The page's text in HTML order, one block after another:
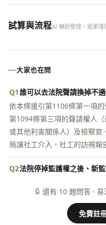
試算與流程AI 輔助整理，結果僅
大家也在問
Q1誰可以去法院聲請換掉不
依本條援引第1106條第一項
第1094條第三項的聲請權人
或其他利害關係人）及檢察
局讓社工介入，社工的訪視報
Q2法院停掉監護權之後、新
🔒 還有 10 題問答 ·
免費註